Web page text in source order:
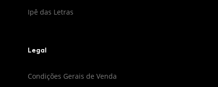
Ipê das Letras
Legal
Condições Gerais de Venda